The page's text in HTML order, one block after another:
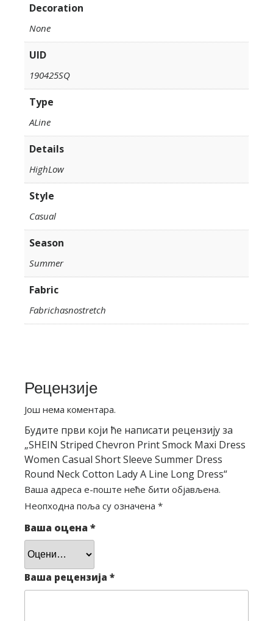
Decoration
None
UID
190425SQ
Type
ALine
Details
HighLow
Style
Casual
Season
Summer
Fabric
Fabrichasnostretch
Рецензије
Још нема коментара.
Будите први који ће написати рецензију за
„SHEIN Striped Chevron Print Smock Maxi Dress
Women Casual Short Sleeve Summer Dress
Round Neck Cotton Lady A Line Long Dress“
Ваша адреса е-поште неће бити објављена.
Неопходна поља су означена *
Ваша оцена *
Ваша рецензија *